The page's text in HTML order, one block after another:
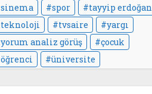
sinema spor
tayyip erdoğan
teknoloji
tvsaire
yargı
yorum analiz görüş
çocuk
öğrenci
üniversite